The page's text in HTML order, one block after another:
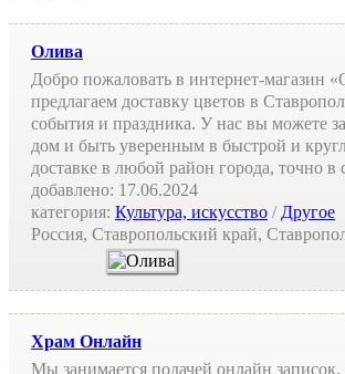
Олива
Добро пожаловать в интернет-магазин
предлагаем доставку цветов в
события и праздника. У нас вы можете
дом и быть уверенным в быстрой и
доставке в любой район города, точно в
добавлено: 17.06.2024
категория: Культура, искусство /Другое
Россия, Ставропольский край,
Храм Онлайн
Мы занимается подачей онлайн записок,